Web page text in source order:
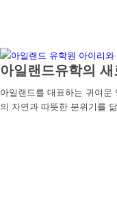
아일랜드유학의
아일랜드를 대표하는 귀여
의 자연과 따뜻한 분위기를